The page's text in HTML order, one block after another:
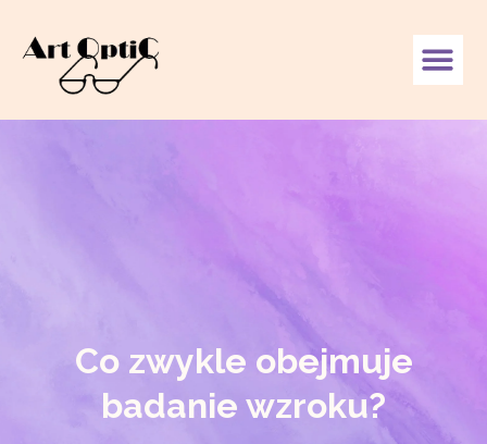
Co zwykle obejmuje
badanie wzroku?